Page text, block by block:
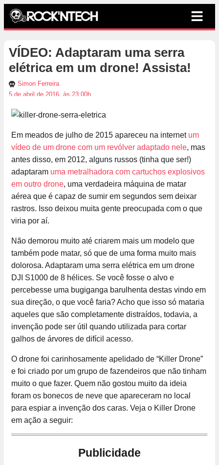
VÍDEO: Adaptaram uma serra
elétrica em um drone! Assista!
Simon Ferreira
5 de abril de 2016, às 23:00h
Em meados de julho de 2015 apareceu na internet um
vídeo de um drone com um revólver adaptado nele, mas
antes disso, em 2012, alguns russos (tinha que ser!)
adaptaram uma metralhadora com cartuchos explosivos
em outro drone, uma verdadeira máquina de matar
aérea que é capaz de sumir em segundos sem deixar
rastros. Isso deixou muita gente preocupada com o que
viria por aí.
Não demorou muito até criarem mais um modelo que
também pode matar, só que de uma forma muito mais
dolorosa. Adaptaram uma serra elétrica em um drone
DJI S1000 de 8 hélices. Se você fosse o alvo e
percebesse uma bugiganga barulhenta destas vindo em
sua direção, o que você faria? Acho que isso só mataria
aqueles que são completamente distraídos, todavia, a
invenção pode ser útil quando utilizada para cortar
galhos de árvores de difícil acesso.
O drone foi carinhosamente apelidado de “Killer Drone”
e foi criado por um grupo de fazendeiros que não tinham
muito o que fazer. Quem não gostou muito da ideia
foram os bonecos de neve que apareceram no local
para espiar a invenção dos caras. Veja o Killer Drone
em ação a seguir:
Publicidade